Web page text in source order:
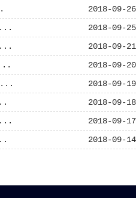
2018-09-26
2018-09-25
...
2018-09-21
...
2018-09-20
2018-09-19
...
2018-09-18
2018-09-17
...
2018-09-14